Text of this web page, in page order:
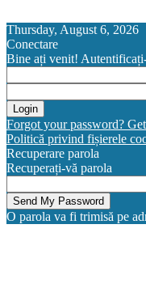
Thursday, August 6, 2026
Conectare
Bine ați venit!
Forgot your password?
Politică privind fișierele
Recuperare parola
Recuperați-vă parola
O parola va fi trimisă pe